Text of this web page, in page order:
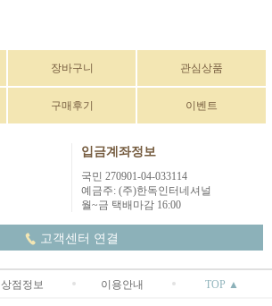
장바구니 관심상품
구매후기 이벤트
입금계좌정보
국민 270901-04-033114
예금주: (주)한독인터네셔널
월~금 택배마감 16:00
고객센터 연결
상점정보 이용안내 TOP ▲